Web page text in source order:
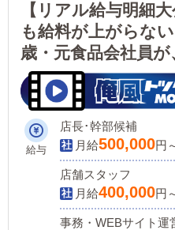
【リアル給与明細
も給料が上がらな
歳・元食品会社員
【月収53万円】を
給与
店長･幹部候補
月給500,000円
店舗スタッフ
月給400,000円
事務・WEBサイト運